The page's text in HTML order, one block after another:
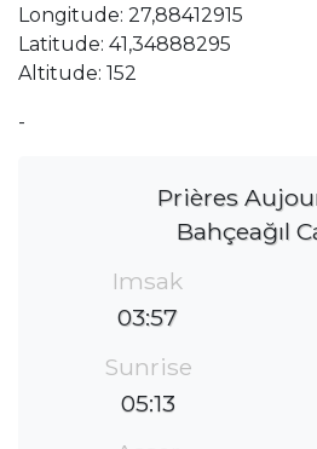
Longitude: 27,88412915
Latitude: 41,34888295
Altitude: 152
-
Prières
Bahçeağıl
Imsak
03:57
Sunrise
05:13